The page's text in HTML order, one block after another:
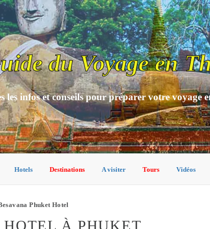
du Voyage en
les infos et conseils pour préparer votre voyage
Hotels Destinations A visiter Tours Vidéos
Phuket Hotel
À PHUKET